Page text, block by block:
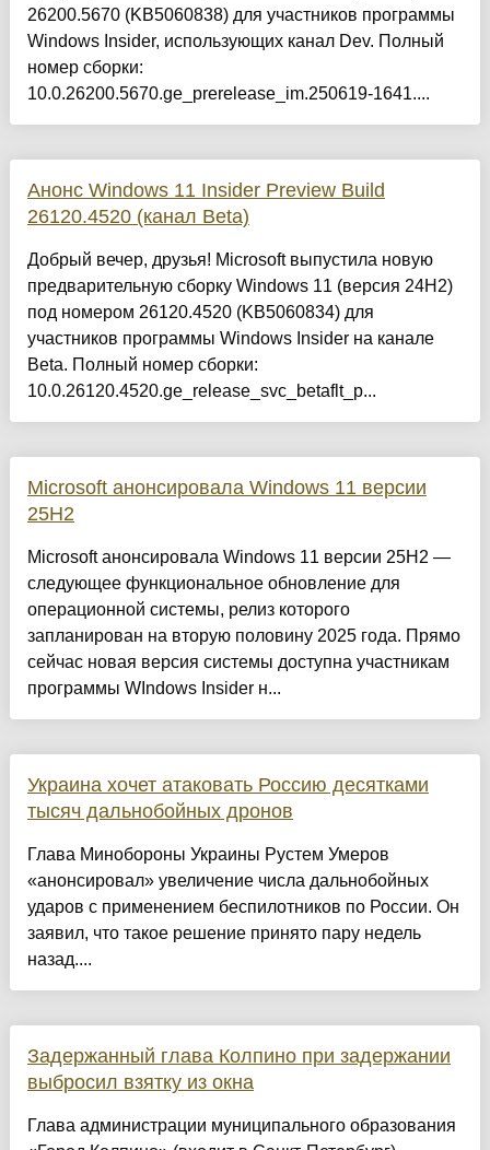
26200.5670 (KB5060838) для участников программы
Windows Insider, использующих канал Dev. Полный
номер сборки:
10.0.26200.5670.ge_prerelease_im.250619-1641....
Анонс Windows 11 Insider Preview Build
26120.4520 (канал Beta)
Добрый вечер, друзья! Microsoft выпустила новую
предварительную сборку Windows 11 (версия 24H2)
под номером 26120.4520 (KB5060834) для
участников программы Windows Insider на канале
Beta. Полный номер сборки:
10.0.26120.4520.ge_release_svc_betaflt_p...
Microsoft анонсировала Windows 11 версии
25H2
Microsoft анонсировала Windows 11 версии 25H2 —
следующее функциональное обновление для
операционной системы, релиз которого
запланирован на вторую половину 2025 года. Прямо
сейчас новая версия системы доступна участникам
программы WIndows Insider н...
Украина хочет атаковать Россию десятками
тысяч дальнобойных дронов
Глава Минобороны Украины Рустем Умеров
«анонсировал» увеличение числа дальнобойных
ударов с применением беспилотников по России. Он
заявил, что такое решение принято пару недель
назад....
Задержанный глава Колпино при задержании
выбросил взятку из окна
Глава администрации муниципального образования